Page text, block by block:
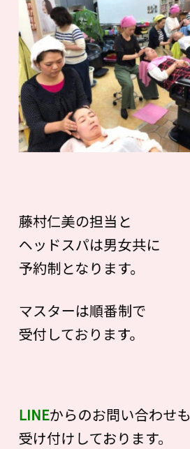
藤村仁美の担当と
ヘッドスパは男女共に
予約制となります。
マスターは順番制で
受付しております。
LINEからのお問い合わせも
受け付けしております。